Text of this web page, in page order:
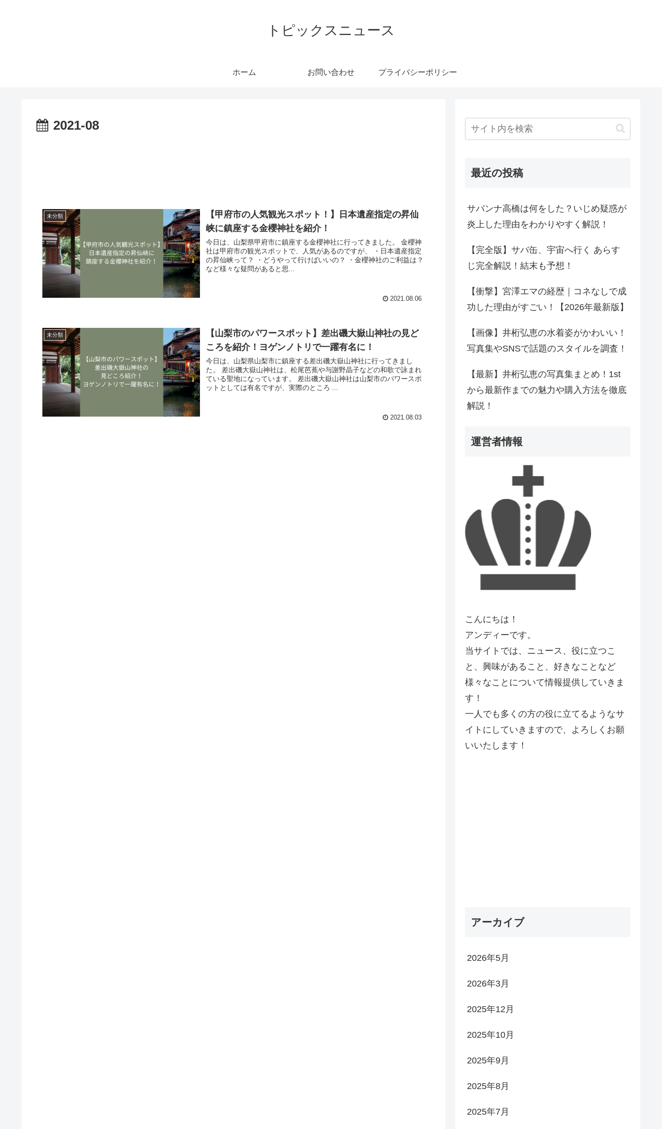
トピックスニュース
ホーム お問い合わせ プライバシーポリシー
2021-08
未分類
【甲府市の人気観光スポット！】日本遺産指定の昇仙
峡に鎮座する金櫻神社を紹介！
今日は、山梨県甲府市に鎮座する金櫻神社に行ってきました。 金櫻神
社は甲府市の観光スポットで、人気があるのですが、 ・日本遺産指定
の昇仙峡って？ ・どうやって行けばいいの？ ・金櫻神社のご利益は？
など様々な疑問があると思...
2021.08.06
未分類
【山梨市のパワースポット】差出磯大嶽山神社の見ど
ころを紹介！ヨゲンノトリで一躍有名に！
今日は、山梨県山梨市に鎮座する差出磯大嶽山神社に行ってきまし
た。 差出磯大嶽山神社は、松尾芭蕉や与謝野晶子などの和歌で詠まれ
ている聖地になっています。 差出磯大嶽山神社は山梨市のパワースポ
ットとしては有名ですが、実際のところ ...
2021.08.03
最近の投稿
サバンナ高橋は何をした？いじめ疑惑が
炎上した理由をわかりやすく解説！
【完全版】サバ缶、宇宙へ行く あらす
じ完全解説！結末も予想！
【衝撃】宮澤エマの経歴｜コネなしで成
功した理由がすごい！【2026年最新版】
【画像】井桁弘恵の水着姿がかわいい！
写真集やSNSで話題のスタイルを調査！
【最新】井桁弘恵の写真集まとめ！1st
から最新作までの魅力や購入方法を徹底
解説！
運営者情報
こんにちは！
アンディーです。
当サイトでは、ニュース、役に立つこ
と、興味があること、好きなことなど
様々なことについて情報提供していきま
す！
一人でも多くの方の役に立てるようなサ
イトにしていきますので、よろしくお願
いいたします！
アーカイブ
2026年5月
2026年3月
2025年12月
2025年10月
2025年9月
2025年8月
2025年7月